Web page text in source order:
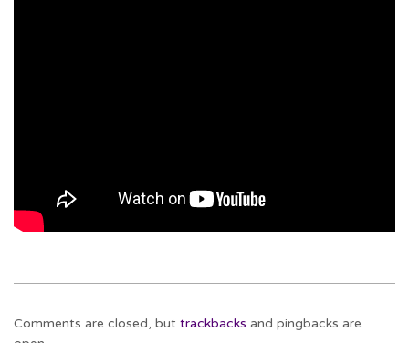
04
Comments are closed, but trackbacks and pingbacks are